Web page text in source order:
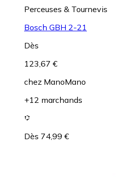
Perceuses & Tournevis
Bosch GBH 2-21
Dès
123,67 €
chez ManoMano
+12 marchands
Dès 74,99 €